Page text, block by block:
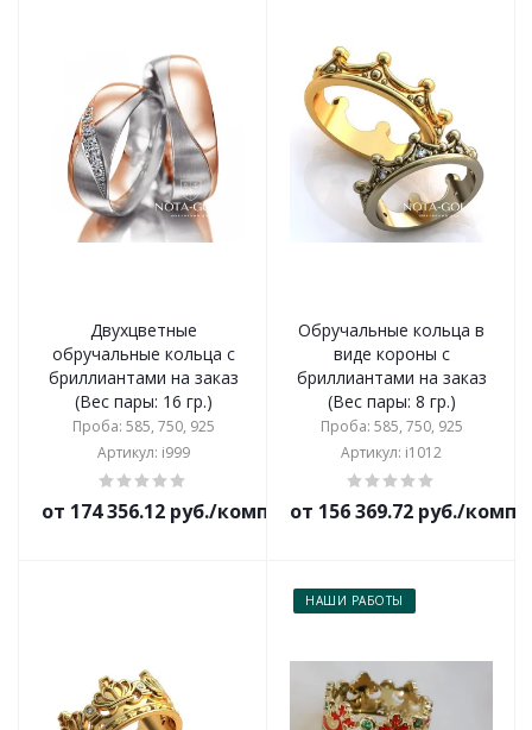
Двухцветные
обручальные кольца с
бриллиантами на заказ
(Вес пары: 16 гр.)
Проба: 585, 750, 925
Артикул: i999
от 174 356.12 руб./комплект
Обручальные кольца в
виде короны с
бриллиантами на заказ
(Вес пары: 8 гр.)
Проба: 585, 750, 925
Артикул: i1012
от 156 369.72 руб./
НАШИ РАБОТЫ